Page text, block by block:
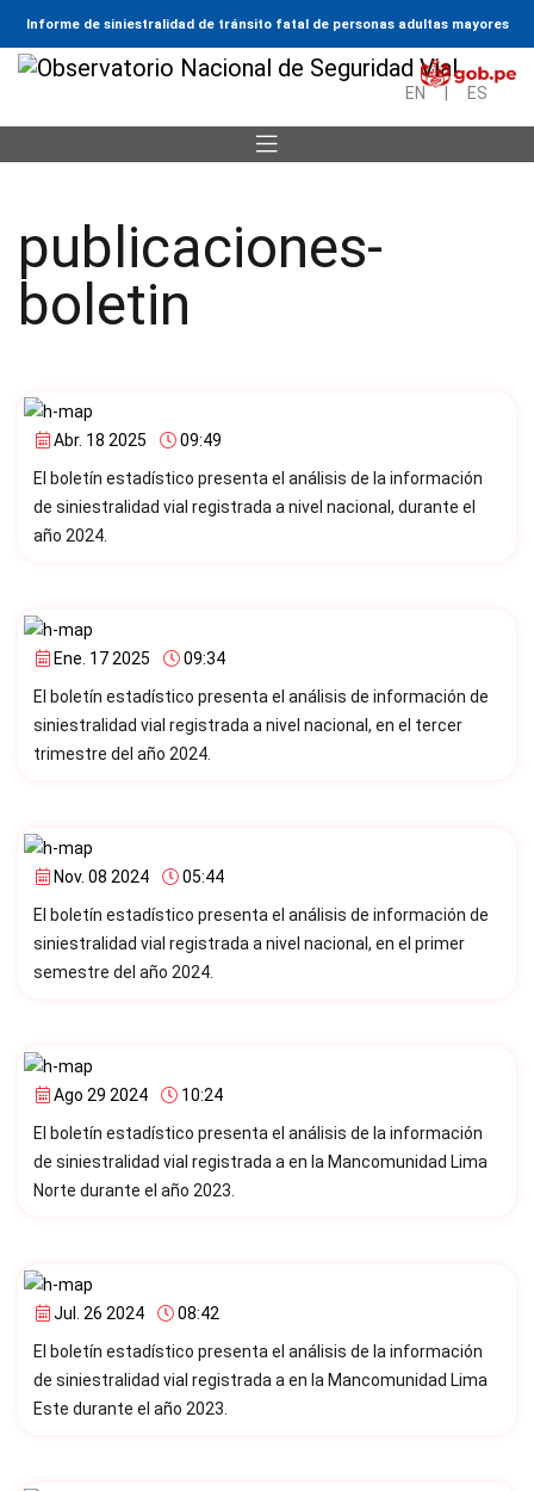
Informe de siniestralidad de tránsito fatal de personas adultas mayores
EN ES
publicaciones-
boletin
Abr. 18 2025
09:49
El boletín estadístico presenta el análisis de la información
de siniestralidad vial registrada a nivel nacional, durante el
año 2024.
Ene. 17 2025
09:34
El boletín estadístico presenta el análisis de información de
siniestralidad vial registrada a nivel nacional, en el tercer
trimestre del año 2024.
Nov. 08 2024
05:44
El boletín estadístico presenta el análisis de información de
siniestralidad vial registrada a nivel nacional, en el primer
semestre del año 2024.
Ago 29 2024
10:24
El boletín estadístico presenta el análisis de la información
de siniestralidad vial registrada a en la Mancomunidad Lima
Norte durante el año 2023.
Jul. 26 2024
08:42
El boletín estadístico presenta el análisis de la información
de siniestralidad vial registrada a en la Mancomunidad Lima
Este durante el año 2023.